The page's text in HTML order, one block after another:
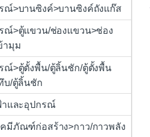
ณ์>บานซิงค์>บานซิงค์ถังแก๊ส
ณ์>ตู้แขวน/ช่องแขวน>ช่อง
ามุม
ณ์>ตู้ตั้งพื้น/ตู้ลิ้นชัก/ตู้ตั้งพื้น
บ/ตู้ลิ้นชัก
าและอุปกรณ์
มีภัณฑ์ก่อสร้าง>กาว/กาวพลัง